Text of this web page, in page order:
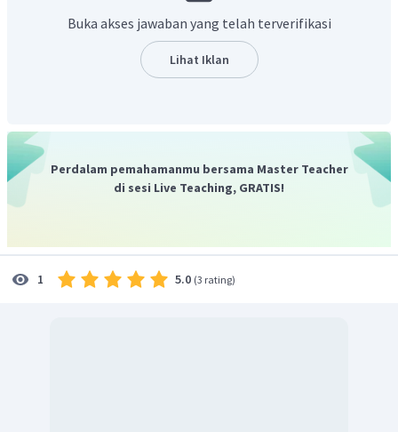
dan kebudayaan. Salah satu media dakwah yang digunakan
adalah menggunakan wayang kulit. Sunan Kalijaga
mengganti cerita wayang yang sebelumnya tentang
juga diubah. Di mana mengubah dari bentuk manusia
menjadi bentuk kreasi baru yang mirip karikatur.
Dengan demikian, metode dakwah yang dilakukan Sunan
Kalijaga sama seperti dengan wali lain, yaitu dengan
wayang.
Jadi, jawaban yang tepat adalah B.
Buka akses jawaban yang telah terverifikasi
Lihat Iklan
Perdalam pemahamanmu bersama Master Teacher
di sesi Live Teaching, GRATIS!
1 5.0 (3 rating)